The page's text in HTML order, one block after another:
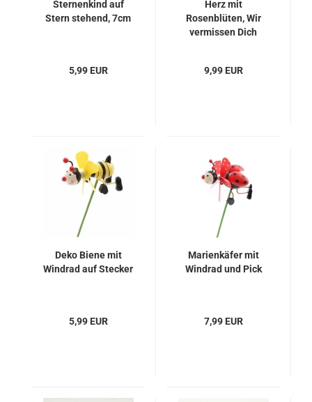
Sternenkind auf
Stern stehend, 7cm
5,99 EUR
Herz mit
Rosenblüten, Wir
vermissen Dich
9,99 EUR
Deko Biene mit
Windrad auf Stecker
5,99 EUR
Marienkäfer mit
Windrad und Pick
7,99 EUR